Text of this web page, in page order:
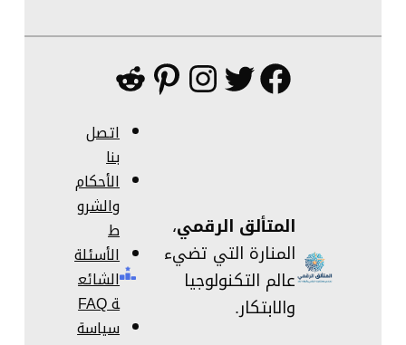
فيسبوك
تويترإنستجرام
بينتريست
ريديت
المتألق الرقمي،
المنارة التي تضيء
عالم التكنولوجيا
والابتكار.
اتصل
بنا
الأحكام
والشرو
ط
الأسئلة
الشائع
ة FAQ
سياسة